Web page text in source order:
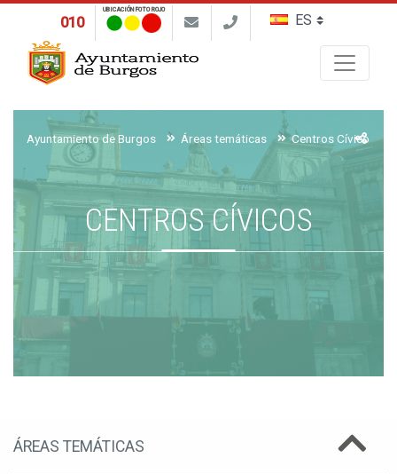
010
UBICACIÓN FOTO ROJO
Ayuntamiento de Burgos Áreas temáticas Centros Cívicos,
CENTROS CÍVICOS
ÁREAS TEMÁTICAS